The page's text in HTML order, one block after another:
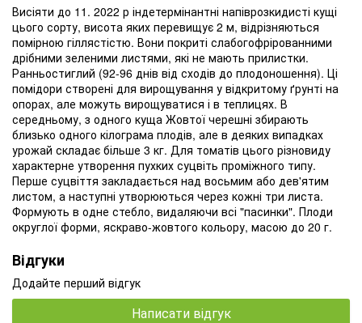
Висіяти до 11. 2022 р індетермінантні напіврозкидисті кущі
цього сорту, висота яких перевищує 2 м, відрізняються
помірною гіллястістю. Вони покриті слабогофрірованними
дрібними зеленими листями, які не мають прилистки.
Ранньостиглий (92-96 днів від сходів до плодоношення). Ці
помідори створені для вирощування у відкритому ґрунті на
опорах, але можуть вирощуватися і в теплицях. В
середньому, з одного куща Жовтої черешні збирають
близько одного кілограма плодів, але в деяких випадках
урожай складає більше 3 кг. Для томатів цього різновиду
характерне утворення пухких суцвіть проміжного типу.
Перше суцвіття закладається над восьмим або дев'ятим
листом, а наступні утворюються через кожні три листа.
Формують в одне стебло, видаляючи всі "пасинки". Плоди
округлої форми, яскраво-жовтого кольору, масою до 20 г.
Відгуки
Додайте перший відгук
Написати відгук